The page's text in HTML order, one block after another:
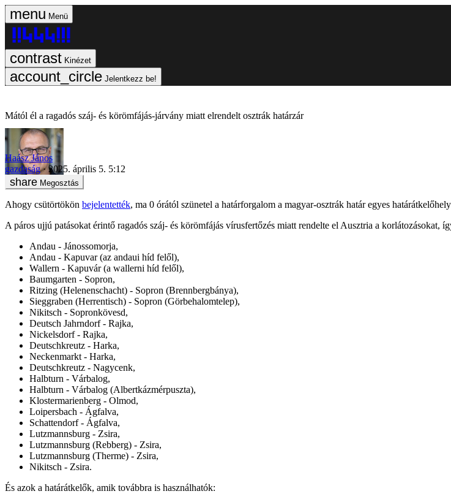
Menü
Kinézet
Jelentkezz be!
Mától él a ragadós száj- és körömfájás-járvány miatt elrendelt osztrák határzár
Haász János
gazdaság
2025. április 5. 5:12
Megosztás
Ahogy csütörtökön bejelentették, ma 0 órától szünetel a határforgalom a magyar-osztrák határ egyes
A páros ujjú patásokat érintő ragadós száj- és körömfájás vírusfertőzés miatt rendelte el Ausztria a korlátozásokat,
Andau - Jánossomorja,
Andau - Kapuvar (az andaui híd felől),
Wallern - Kapuvár (a wallerni híd felől),
Baumgarten - Sopron,
Ritzing (Helenenschacht) - Sopron (Brennbergbánya),
Sieggraben (Herrentisch) - Sopron (Görbehalomtelep),
Nikitsch - Sopronkövesd,
Deutsch Jahrndorf - Rajka,
Nickelsdorf - Rajka,
Deutschkreutz - Harka,
Neckenmarkt - Harka,
Deutschkreutz - Nagycenk,
Halbturn - Várbalog,
Halbturn - Várbalog (Albertkázmérpuszta),
Klostermarienberg - Olmod,
Loipersbach - Ágfalva,
Schattendorf - Ágfalva,
Lutzmannsburg - Zsira,
Lutzmannsburg (Rebberg) - Zsira,
Lutzmannsburg (Therme) - Zsira,
Nikitsch - Zsira.
És azok a határátkelők, amik továbbra is használhatók: